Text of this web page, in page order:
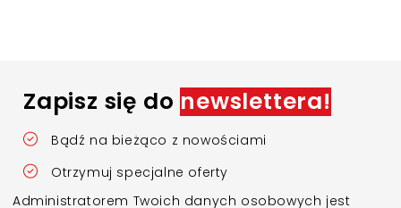
Zapisz się do newslettera!
Bądź na bieżąco z nowościami
Otrzymuj specjalne oferty
Administratorem Twoich danych osobowych jest